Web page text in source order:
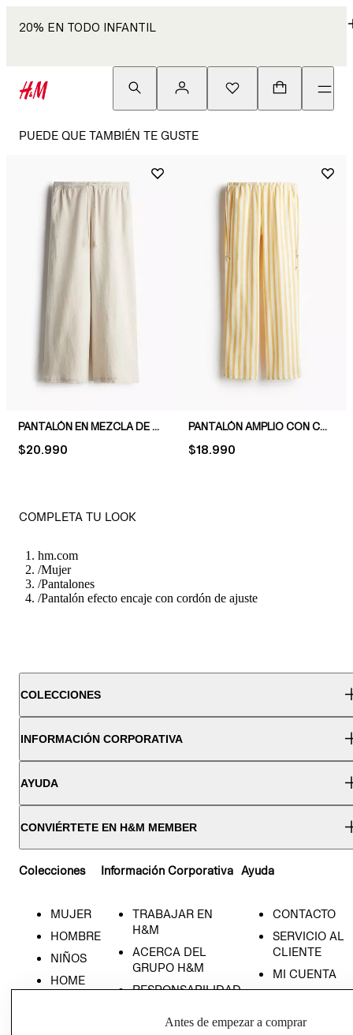
20% EN TODO INFANTIL
PUEDE QUE TAMBIÉN TE GUSTE
PANTALÓN EN MEZCLA DE LINO CON CORDÓN DE AJUSTE
PRICE:
$20.990
PANTALÓN AMPLIO CON CORDÓN DE AJUSTE
PRICE:
$18.990
COMPLETA TU LOOK
hm.com
/Mujer
/Pantalones
/Pantalón efecto encaje con cordón de ajuste
COLECCIONES
INFORMACIÓN CORPORATIVA
AYUDA
CONVIÉRTETE EN H&M MEMBER
Colecciones
MUJER
HOMBRE
NIÑOS
HOME
Información Corporativa
TRABAJAR EN
H&M
ACERCA DEL
GRUPO H&M
RESPONSABILIDAD
PRENSA
Ayuda
CONTACTO
SERVICIO AL
CLIENTE
MI CUENTA
Antes de empezar a comprar